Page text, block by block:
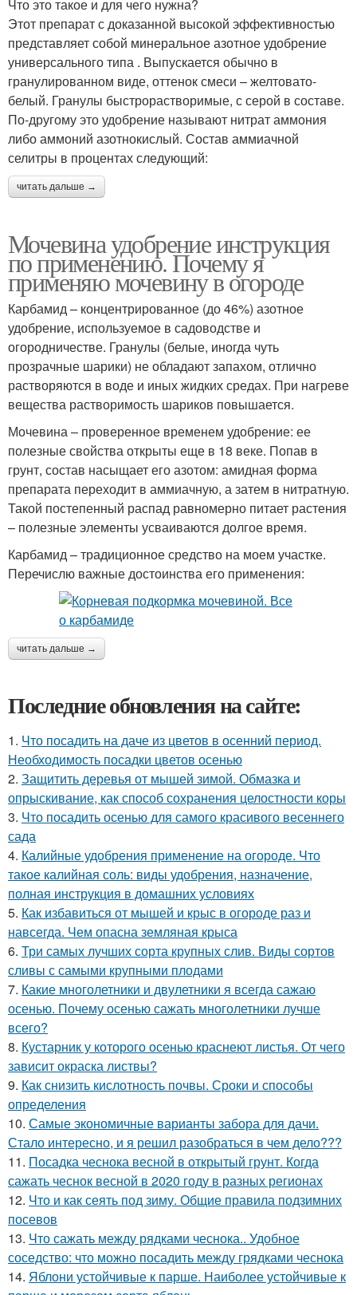
Что это такое и для чего нужна?
Этот препарат с доказанной высокой эффективностью
представляет собой минеральное азотное удобрение
универсального типа . Выпускается обычно в
гранулированном виде, оттенок смеси – желтовато-
белый. Гранулы быстрорастворимые, с серой в составе.
По-другому это удобрение называют нитрат аммония
либо аммоний азотнокислый. Состав аммиачной
селитры в процентах следующий:
читать дальше →
Мочевина удобрение инструкция
по применению. Почему я
применяю мочевину в огороде
Карбамид – концентрированное (до 46%) азотное
удобрение, используемое в садоводстве и
огородничестве. Гранулы (белые, иногда чуть
прозрачные шарики) не обладают запахом, отлично
растворяются в воде и иных жидких средах. При нагреве
вещества растворимость шариков повышается.
Мочевина – проверенное временем удобрение: ее
полезные свойства открыты еще в 18 веке. Попав в
грунт, состав насыщает его азотом: амидная форма
препарата переходит в аммиачную, а затем в нитратную.
Такой постепенный распад равномерно питает растения
– полезные элементы усваиваются долгое время.
Карбамид – традиционное средство на моем участке.
Перечислю важные достоинства его применения:
читать дальше →
Последние обновления на сайте:
1. Что посадить на даче из цветов в осенний период.
Необходимость посадки цветов осенью
2. Защитить деревья от мышей зимой. Обмазка и
опрыскивание, как способ сохранения целостности коры
3. Что посадить осенью для самого красивого весеннего
сада
4. Калийные удобрения применение на огороде. Что
такое калийная соль: виды удобрения, назначение,
полная инструкция в домашних условиях
5. Как избавиться от мышей и крыс в огороде раз и
навсегда. Чем опасна земляная крыса
6. Три самых лучших сорта крупных слив. Виды сортов
сливы с самыми крупными плодами
7. Какие многолетники и двулетники я всегда сажаю
осенью. Почему осенью сажать многолетники лучше
всего?
8. Кустарник у которого осенью краснеют листья. От чего
зависит окраска листвы?
9. Как снизить кислотность почвы. Сроки и способы
определения
10. Самые экономичные варианты забора для дачи.
Стало интересно, и я решил разобраться в чем дело???
11. Посадка чеснока весной в открытый грунт. Когда
сажать чеснок весной в 2020 году в разных регионах
12. Что и как сеять под зиму. Общие правила подзимних
посевов
13. Что сажать между рядками чеснока.. Удобное
соседство: что можно посадить между грядками чеснока
14. Яблони устойчивые к парше. Наиболее устойчивые к